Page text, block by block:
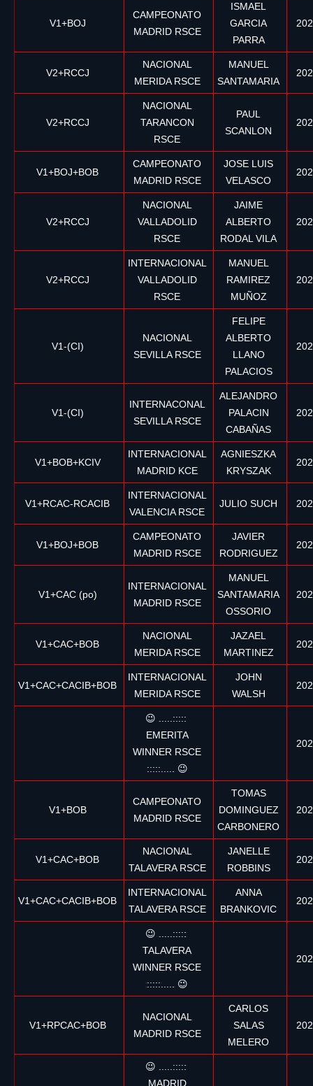
V1+BOJ
CAMPEONATO
MADRID RSCE
ISMAEL
GARCIA
PARRA
V2+RCCJ
NACIONAL
MERIDA RSCE
MANUEL
SANTAMARIA
V2+RCCJ
NACIONAL
TARANCON
RSCE
PAUL
SCANLON
V1+BOJ+BOB
CAMPEONATO
MADRID RSCE
JOSE LUIS
VELASCO
V2+RCCJ
NACIONAL
VALLADOLID
RSCE
JAIME
ALBERTO
RODAL VILA
V2+RCCJ
INTERNACIONAL
VALLADOLID
RSCE
MANUEL
RAMIREZ
MUÑOZ
V1-(CI)
NACIONAL
SEVILLA RSCE
FELIPE
ALBERTO
LLANO
PALACIOS
V1-(CI)
INTERNACONAL
SEVILLA RSCE
ALEJANDRO
PALACIN
CABAÑAS
V1+BOB+KCIV
INTERNACIONAL
MADRID KCE
AGNIESZKA
KRYSZAK
V1+RCAC-RCACIB
INTERNACIONAL
VALENCIA RSCE
JULIO SUCH
V1+BOJ+BOB
CAMPEONATO
MADRID RSCE
JAVIER
RODRIGUEZ
V1+CAC (po)
INTERNACIONAL
MADRID RSCE
MANUEL
SANTAMARIA
OSSORIO
V1+CAC+BOB
NACIONAL
MERIDA RSCE
JAZAEL
MARTINEZ
V1+CAC+CACIB+BOB
INTERNACIONAL
MERIDA RSCE
JOHN
WALSH
😉 .....:::::
EMERITA
WINNER RSCE
:::::..... 😉
V1+BOB
CAMPEONATO
MADRID RSCE
TOMAS
DOMINGUEZ
CARBONERO
V1+CAC+BOB
NACIONAL
TALAVERA RSCE
JANELLE
ROBBINS
V1+CAC+CACIB+BOB
INTERNACIONAL
TALAVERA RSCE
ANNA
BRANKOVIC
😉 .....:::::
TALAVERA
WINNER RSCE
:::::..... 😉
V1+RPCAC+BOB
NACIONAL
MADRID RSCE
CARLOS
SALAS
MELERO
😉 .....:::::
MADRID